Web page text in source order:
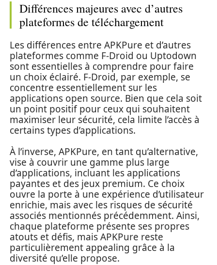
Différences majeures avec d’autres
plateformes de téléchargement
Les différences entre APKPure et d’autres
plateformes comme F-Droid ou Uptodown
sont essentielles à comprendre pour faire
un choix éclairé. F-Droid, par exemple, se
concentre essentiellement sur les
applications open source. Bien que cela soit
un point positif pour ceux qui souhaitent
maximiser leur sécurité, cela limite l’accès à
certains types d’applications.
À l’inverse, APKPure, en tant qu’alternative,
vise à couvrir une gamme plus large
d’applications, incluant les applications
payantes et des jeux premium. Ce choix
ouvre la porte à une expérience d’utilisateur
enrichie, mais avec les risques de sécurité
associés mentionnés précédemment. Ainsi,
chaque plateforme présente ses propres
atouts et défis, mais APKPure reste
particulièrement appealing grâce à la
diversité qu’elle propose.